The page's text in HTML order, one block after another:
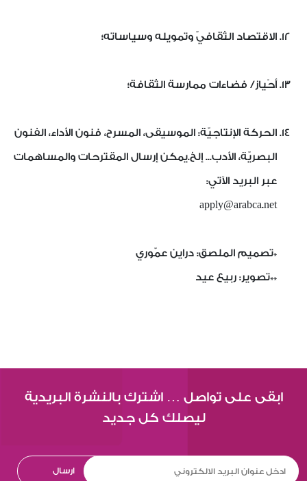
الاقتصاد الثقافيّ وتمويله وسياساته؛
أَحْياز/ فضاءات ممارسة الثقافة؛
الحركة الإنتاجيّة: الموسيقى، المسرح، فنون الأداء، الفنون
البصريّة، الأدب... إلخ.يمكن إرسال المقترحات والمساهمات
عبر البريد الآتي:
apply@arabca.net
*تصميم الملصق: دراين عمّوري
**تصوير: ربيع عيد
ابقى على تواصل … اشترك بالنشرة البريدية
ليصلك كل جديد